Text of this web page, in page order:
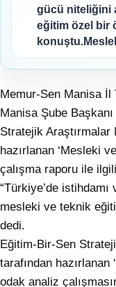
gücü niteliğini
eğitim özel bir
Memur-Sen Manisa
Manisa Şube
Stratejik Araştırmalar
hazırlanan ‘Mesleki
çalışma raporu ile
“Türkiye’de
mesleki ve teknik
dedi.
Eğitim-Bir-Sen
tarafından hazırlanan
odak analiz